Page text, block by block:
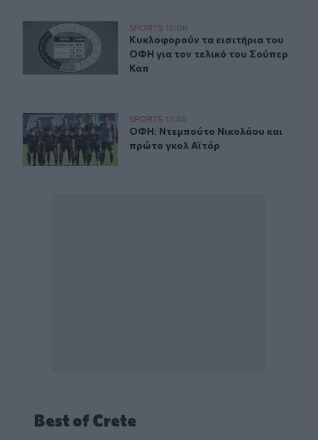
Κυκλοφορούν τα εισιτήρια του ΟΦΗ για τον τελικό
SPORTS 16:08
Κυκλοφορούν τα εισιτήρια του
Κυκλοφορούν τα εισιτήρια του
ΟΦΗ για τον τελικό του Σούπερ
Καπ
ΟΦΗ: Ντεμπούτο Νικολάου και πρώτο γκολ Αϊτόρ
SPORTS 13:46
ΟΦΗ: Ντεμπούτο Νικολάου και
ΟΦΗ: Ντεμπούτο Νικολάου και
πρώτο γκολ Αϊτόρ
Best of Crete